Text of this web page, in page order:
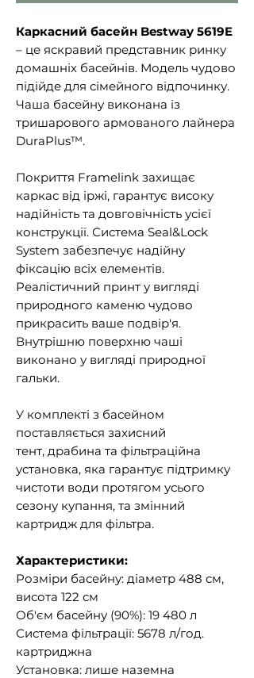
Каркасний басейн Bestway 5619E
– це яскравий представник ринку
домашніх басейнів. Модель чудово
підійде для сімейного відпочинку.
Чаша басейну виконана із
тришарового армованого лайнера
DuraPlus™.
Покриття Framelink захищає
каркас від іржі, гарантує високу
надійність та довговічність усієї
конструкції. Система Seal&Lock
System забезпечує надійну
фіксацію всіх елементів.
Реалістичний принт у вигляді
природного каменю чудово
прикрасить ваше подвір'я.
Внутрішню поверхню чаші
виконано у вигляді природної
гальки.
У комплекті з басейном
поставляється захисний
тент, драбина та фільтраційна
установка, яка гарантує підтримку
чистоти води протягом усього
сезону купання, та змінний
картридж для фільтра.
Характеристики:
Розміри басейну: діаметр 488 см,
висота 122 см
Об'єм басейну (90%): 19 480 л
Система фільтрації: 5678 л/год.
картриджна
Установка: лише наземна